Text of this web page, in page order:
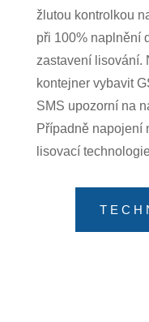
žlutou kontrolkou
při 100% naplnění
zastavení lisování.
kontejner vybavit
SMS upozorní na
Případně napojení
lisovací